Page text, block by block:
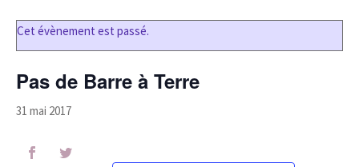
Cet évènement est passé.
Pas de Barre à Terre
31 mai 2017